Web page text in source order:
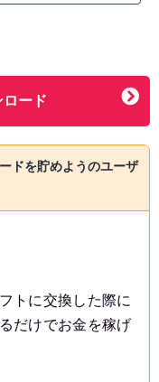
ード
ドを貯めようのユーザ
トに交換した際に
だけでお金を稼げ